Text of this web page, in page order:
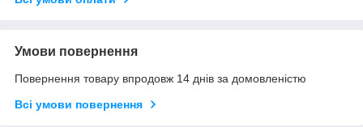
Умови повернення
Повернення товару впродовж 14 днів за домовленістю
Всі умови повернення